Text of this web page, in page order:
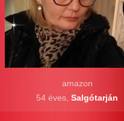
amazon
54 éves, Salgótarján